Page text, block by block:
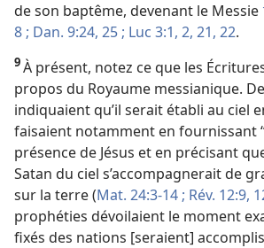
de son baptême, devenant le Messie
8 ; Dan. 9:24, 25 ; Luc 3:1, 2, 21, 22.
9À présent, notez ce que les
propos du Royaume messianique.
indiquaient qu’il serait établi au ciel
faisaient notamment en fournissant
présence de Jésus et en précisant
Satan du ciel s’accompagnerait de
sur la terre (Mat. 24:3-14 ; Rév. 12:9,
prophéties dévoilaient le moment
fixés des nations [seraient]